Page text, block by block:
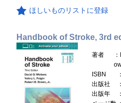
ほしいものリストに登録
Handbook of Stroke, 3rd
著者
ISBN
出版社
出版年